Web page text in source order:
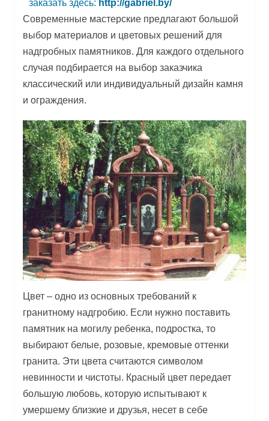
заказать здесь: http://gabriel.by/
Современные мастерские предлагают большой
выбор материалов и цветовых решений для
надгробных памятников. Для каждого отдельного
случая подбирается на выбор заказчика
классический или индивидуальный дизайн камня
и ограждения.
Цвет – одно из основных требований к
гранитному надгробию. Если нужно поставить
памятник на могилу ребенка, подростка, то
выбирают белые, розовые, кремовые оттенки
гранита. Эти цвета считаются символом
невинности и чистоты. Красный цвет передает
большую любовь, которую испытывают к
умершему близкие и друзья, несет в себе